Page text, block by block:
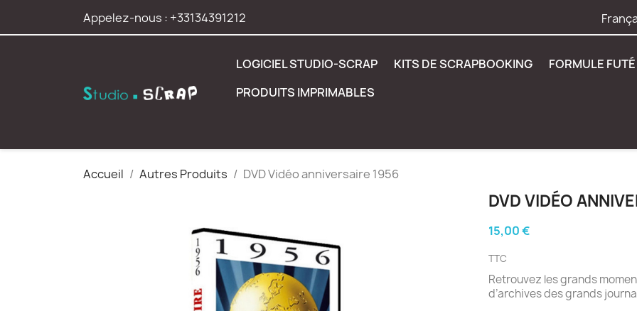
Appelez-nous : +33134391212
LOGICIEL STUDIO-SCRAP KITS DE SCRAPBOOKING FORMULE
PRODUITS IMPRIMABLES
Accueil Autres Produits DVD Vidéo anniversaire 1956
DVD VIDÉO
15,00 €
TTC
Retrouvez les grands
d’archives des grands